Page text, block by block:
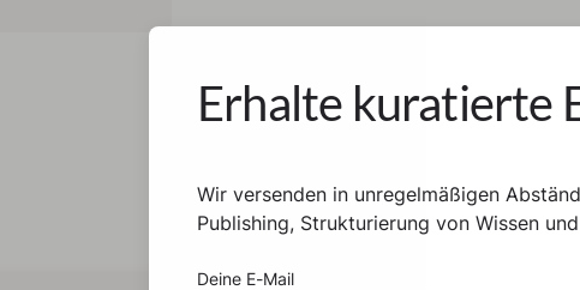
Erhalte kuratierte
Wir versenden in unregelmäßigen
Publishing, Strukturierung von Wissen
Deine E-Mail